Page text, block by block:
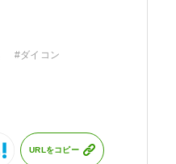
#ダイコン
URLをコピー